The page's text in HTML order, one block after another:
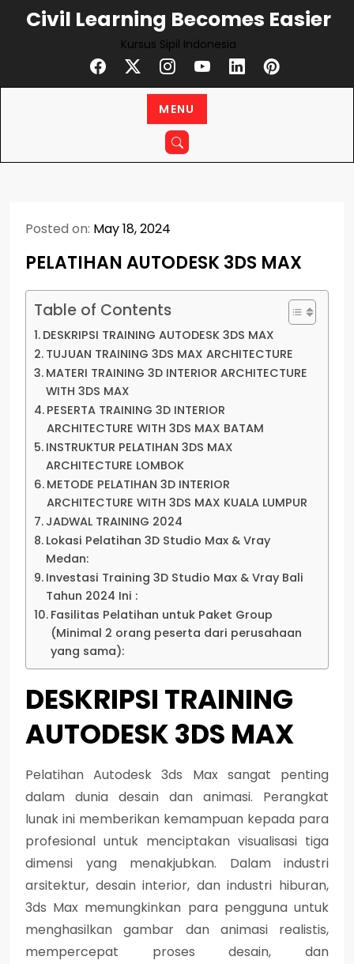
Civil Learning Becomes Easier
Kursus Sipil Indonesia
MENU
Posted on: May 18, 2024
PELATIHAN AUTODESK 3DS MAX
Table of Contents
DESKRIPSI TRAINING AUTODESK 3DS MAX
TUJUAN TRAINING 3DS MAX ARCHITECTURE
MATERI TRAINING 3D INTERIOR ARCHITECTURE
WITH 3DS MAX
PESERTA TRAINING 3D INTERIOR
ARCHITECTURE WITH 3DS MAX BATAM
INSTRUKTUR PELATIHAN 3DS MAX
ARCHITECTURE LOMBOK
METODE PELATIHAN 3D INTERIOR
ARCHITECTURE WITH 3DS MAX KUALA LUMPUR
JADWAL TRAINING 2024
Lokasi Pelatihan 3D Studio Max & Vray
Medan:
Investasi Training 3D Studio Max & Vray Bali
Tahun 2024 Ini :
Fasilitas Pelatihan untuk Paket Group
(Minimal 2 orang peserta dari perusahaan
yang sama):
DESKRIPSI TRAINING
AUTODESK 3DS MAX
Pelatihan Autodesk 3ds Max sangat penting
dalam dunia desain dan animasi. Perangkat
lunak ini memberikan kemampuan kepada para
profesional untuk menciptakan visualisasi tiga
dimensi yang menakjubkan. Dalam industri
arsitektur, desain interior, dan industri hiburan,
3ds Max memungkinkan para pengguna untuk
menghasilkan gambar dan animasi realistis,
mempercepat proses desain, dan